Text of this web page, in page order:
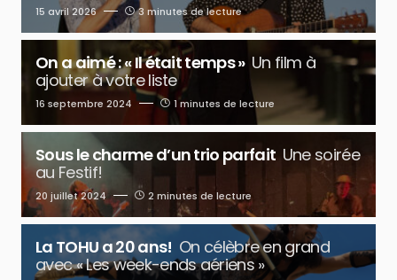
15 avril 2026 3 minutes de lecture
On a aimé : « Il était temps » Un film à
ajouter à votre liste
16 septembre 2024 1 minutes de lecture
Sous le charme d’un trio parfait Une soirée
au Festif!
20 juillet 2024 2 minutes de lecture
La TOHU a 20 ans! On célèbre en grand
avec « Les week-ends aériens »